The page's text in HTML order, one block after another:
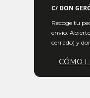
C/ DON
Recoge tu
envío.
cerrado) y
CÓMO